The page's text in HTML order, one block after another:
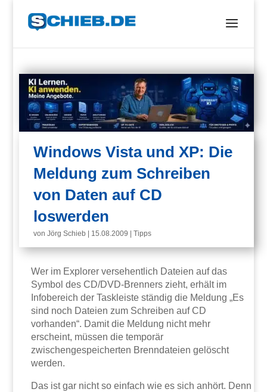
Windows Vista und XP: Die
Meldung zum Schreiben
von Daten auf CD
loswerden
vonJörg Schieb 15.08.2009 |Tipps
Wer im Explorer versehentlich Dateien auf das
Symbol des CD/DVD-Brenners zieht, erhält im
Infobereich der Taskleiste ständig die Meldung „Es
sind noch Dateien zum Schreiben auf CD
vorhanden“. Damit die Meldung nicht mehr
erscheint, müssen die temporär
zwischengespeicherten Brenndateien gelöscht
werden.
Das ist gar nicht so einfach wie es sich anhört. Denn